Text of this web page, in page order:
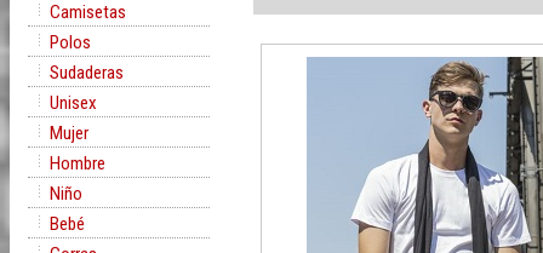
Camisetas
Polos
Sudaderas
Unisex
Mujer
Hombre
Niño
Bebé